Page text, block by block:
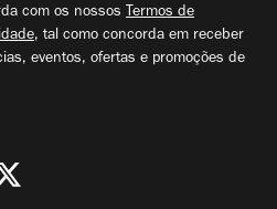
com os nossos Termos de
, tal como concorda em receber
eventos, ofertas e promoções de